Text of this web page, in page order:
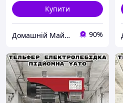
Купити
Домашній Майстер 90%